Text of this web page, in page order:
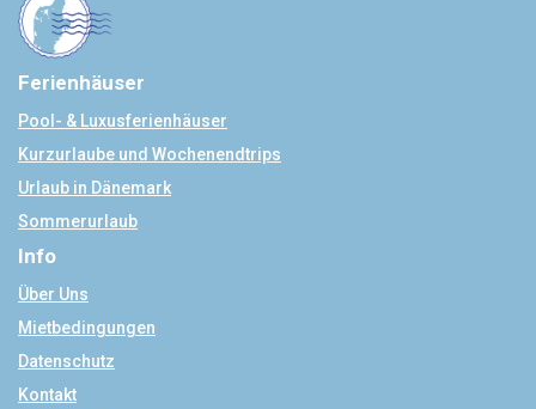
Ferienhäuser
Pool- & Luxusferienhäuser
Kurzurlaube und Wochenendtrips
Urlaub in Dänemark
Sommerurlaub
Info
Über Uns
Mietbedingungen
Datenschutz
Kontakt